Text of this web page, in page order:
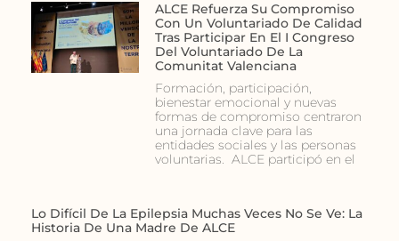
ALCE Refuerza Su Compromiso
Con Un Voluntariado De Calidad
Tras Participar En El I Congreso
Del Voluntariado De La
Comunitat Valenciana
Formación, participación,
bienestar emocional y nuevas
formas de compromiso centraron
una jornada clave para las
entidades sociales y las personas
voluntarias. ALCE participó en el
Lo Difícil De La Epilepsia Muchas Veces No Se Ve: La
Historia De Una Madre De ALCE